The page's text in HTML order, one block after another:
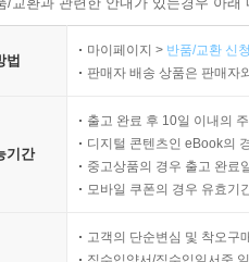
법
마이페이지 > 반품/교환 신
판매자 배송 상품은 판매자
기간
출고 완료 후 10일 이내의
디지털 콘텐츠인 eBook의
중고상품의 경우 출고 완료
모바일 쿠폰의 경우 유효기
고객의 단순변심 및 착오구